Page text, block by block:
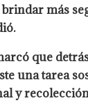
más
que
una tarea
y